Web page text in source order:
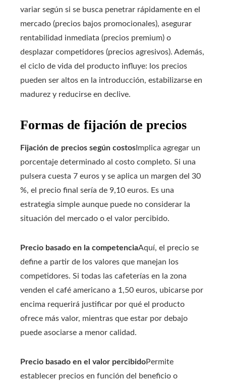
variar según si se busca penetrar rápidamente en el
mercado (precios bajos promocionales), asegurar
rentabilidad inmediata (precios premium) o
desplazar competidores (precios agresivos). Además,
el ciclo de vida del producto influye: los precios
pueden ser altos en la introducción, estabilizarse en
madurez y reducirse en declive.
Formas de fijación de precios
Fijación de precios según costos Implica agregar un
porcentaje determinado al costo completo. Si una
pulsera cuesta 7 euros y se aplica un margen del 30
%, el precio final sería de 9,10 euros. Es una
estrategia simple aunque puede no considerar la
situación del mercado o el valor percibido.
Precio basado en la competenciaAquí, el precio se
define a partir de los valores que manejan los
competidores. Si todas las cafeterías en la zona
venden el café americano a 1,50 euros, ubicarse por
encima requerirá justificar por qué el producto
ofrece más valor, mientras que estar por debajo
puede asociarse a menor calidad.
Precio basado en el valor percibidoPermite
establecer precios en función del beneficio o